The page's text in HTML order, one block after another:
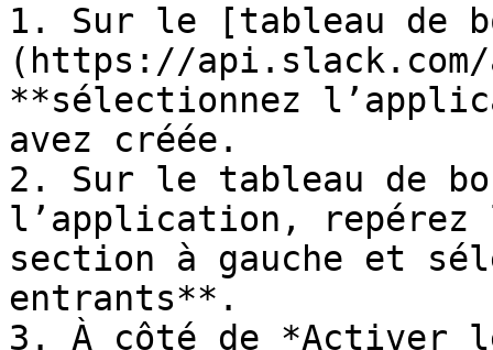
1. Sur le [tableau de
(https://
**sélectionnez
avez créée.
2. Sur le tableau de
l’application,
section à gauche et
entrants**.
3. À côté de *Activer